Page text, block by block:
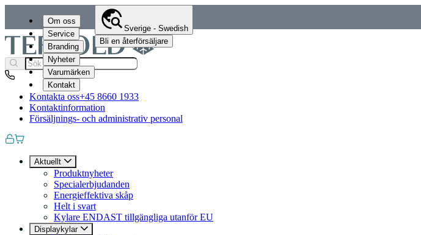
Om oss
Service
Branding
Nyheter
Varumärken
Kontakt
Sverige - Swedish
Bli en återförsäljare
Kontakta oss+45 8660 1933
Kontaktinformation
Försäljnings- och administrativ personal
Aktuellt
Produktnyheter
Specialerbjudanden
Energieffektiva skåp
Helt i svart
Kylare ENDAST tillgängliga utanför EU
Displaykylar